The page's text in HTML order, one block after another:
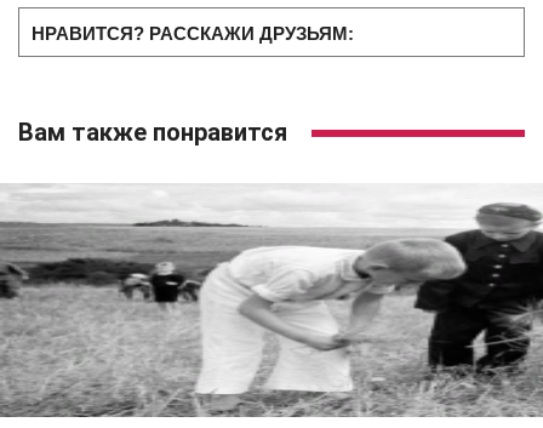
НРАВИТСЯ? РАССКАЖИ ДРУЗЬЯМ:
Вам также понравится